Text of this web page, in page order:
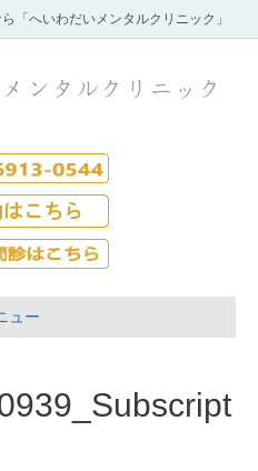
「へいわだいメンタルクリニック」
ュー